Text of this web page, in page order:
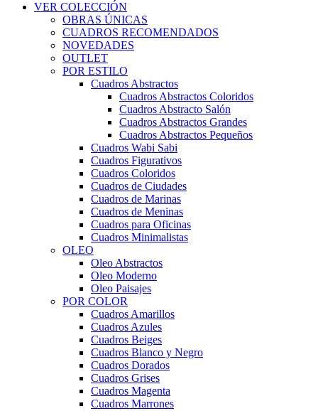
VER COLECCIÓN
OBRAS ÚNICAS
CUADROS RECOMENDADOS
NOVEDADES
OUTLET
POR ESTILO
Cuadros Abstractos
Cuadros Abstractos Coloridos
Cuadros Abstracto Salón
Cuadros Abstractos Grandes
Cuadros Abstractos Pequeños
Cuadros Wabi Sabi
Cuadros Figurativos
Cuadros Coloridos
Cuadros de Ciudades
Cuadros de Marinas
Cuadros de Meninas
Cuadros para Oficinas
Cuadros Minimalistas
OLEO
Oleo Abstractos
Oleo Moderno
Oleo Paisajes
POR COLOR
Cuadros Amarillos
Cuadros Azules
Cuadros Beiges
Cuadros Blanco y Negro
Cuadros Dorados
Cuadros Grises
Cuadros Magenta
Cuadros Marrones